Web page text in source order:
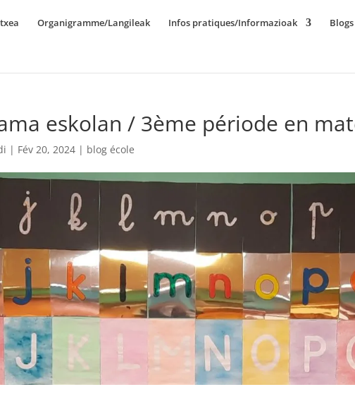
Organigramme/Langileak Infos pratiques/Informazioak Blogs
eskolan / 3ème période en
| Fév 20, 2024 | blog école